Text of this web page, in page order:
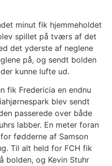
minut fik hjemmeholdet
spillet på tværs af det
det yderste af neglene
på, og sendt bolden
kunne lufte ud.
fik Fredericia en endnu
blev sendt
passerede over både
labber. En meter foran
fødderne af Samson
Til alt held for FCH fik
og Kevin Stuhr